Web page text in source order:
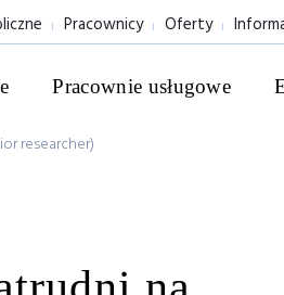
Pracownicy Oferty
Pracownie usługowe
researcher)